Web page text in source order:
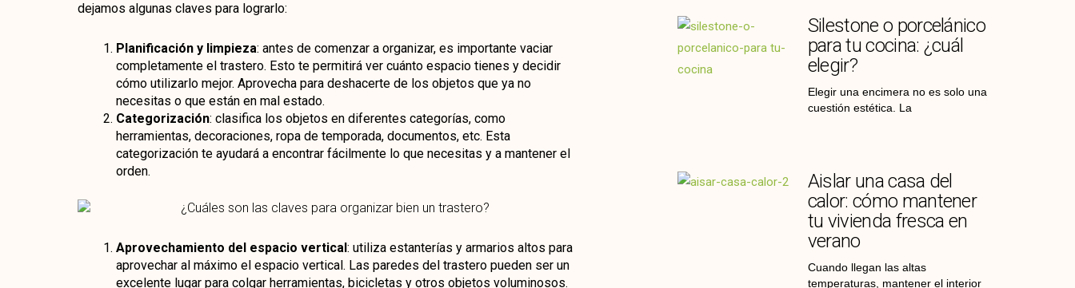
dejamos algunas claves para lograrlo:
Planificación y limpieza: antes de comenzar a organizar, es importante vaciar
completamente el trastero. Esto te permitirá ver cuánto espacio tienes y decidir
cómo utilizarlo mejor. Aprovecha para deshacerte de los objetos que ya no
necesitas o que están en mal estado.
Categorización: clasifica los objetos en diferentes categorías, como
herramientas, decoraciones, ropa de temporada, documentos, etc. Esta
categorización te ayudará a encontrar fácilmente lo que necesitas y a mantener el
orden.
Aprovechamiento del espacio vertical : utiliza estanterías y armarios altos para
aprovechar al máximo el espacio vertical. Las paredes del trastero pueden ser un
excelente lugar para colgar herramientas, bicicletas y otros objetos voluminosos.
Silestone o porcelánico
para tu cocina: ¿cuál
elegir?
Elegir una encimera no es solo una
cuestión estética. La
Aislar una casa del
calor: cómo mantener
tu vivienda fresca en
verano
Cuando llegan las altas
temperaturas, mantener el interior